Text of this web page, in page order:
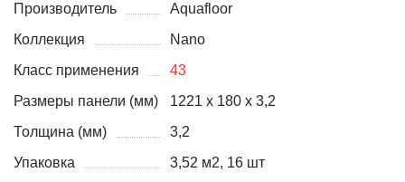
Производитель
Aquafloor
Коллекция
Nano
Класс применения
43
Размеры панели (мм)
1221 x 180 x 3,2
Толщина (мм)
3,2
Упаковка
3,52 м2, 16 шт